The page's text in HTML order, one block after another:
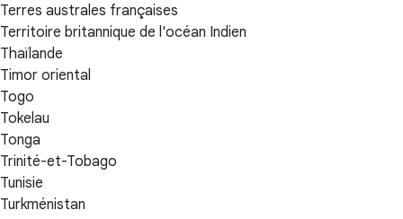
Terres australes françaises
Territoire britannique de l'océan Indien
Thaïlande
Timor oriental
Togo
Tokelau
Tonga
Trinité-et-Tobago
Tunisie
Turkménistan